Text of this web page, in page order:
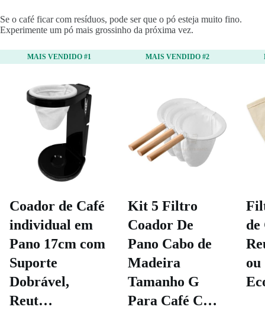
Se o café ficar com resíduos, pode ser que o pó esteja muito fino.
Experimente um pó mais grossinho da próxima vez.
MAIS VENDIDO #1
Coador de Café
individual em
Pano 17cm com
Suporte
Dobrável,
Reut…
MAIS VENDIDO #2
Kit 5 Filtro
Coador De
Pano Cabo de
Madeira
Tamanho G
Para Café C…
de
ou